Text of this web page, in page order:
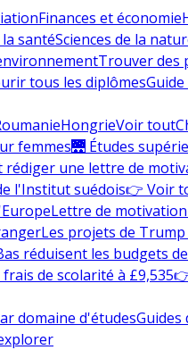
Finances et économie
santéSciences de la
Trouver des
tous les diplômesGuide
HongrieVoir tout
femmes🌉 Études
rédiger une lettre de
l'Institut suédois👉 Voir
Lettre de
Les projets de
réduisent les budgets
de scolarité à £9,535
domaine d'étudesGuides